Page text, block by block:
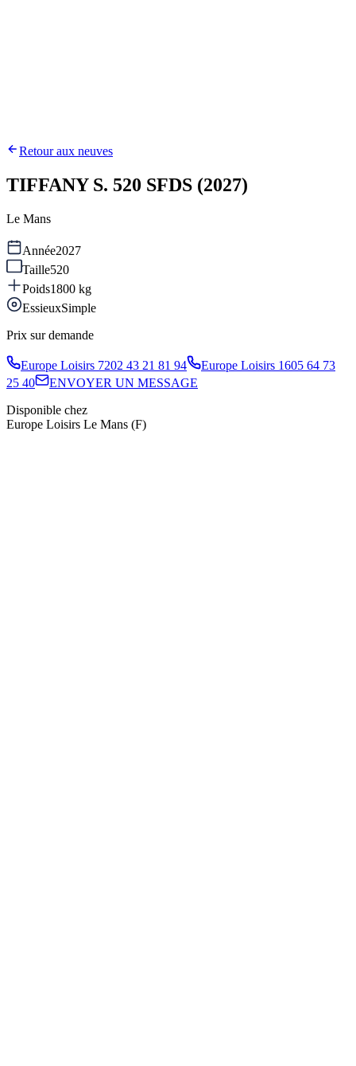
Retour aux neuves
TIFFANY S. 520 SFDS (2027)
Le Mans
Année2027
Taille520
Poids1800 kg
EssieuxSimple
Prix sur demande
Europe Loisirs 7202 43 21 81 94 Europe Loisirs 1605 64 73
25 40
ENVOYER UN MESSAGE
Disponible chez
Europe Loisirs Le Mans (F)